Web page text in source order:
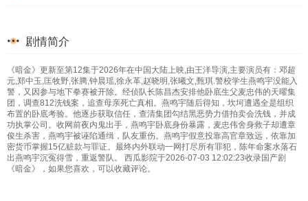
剧情简介
《暗金》更新至第12集于2026年在中国大陆上映,由王洋导演,主要演员有：邓超
元,郑中玉,匡牧野,张腾,钟晨瑶,徐永革,赵晓明,张曦文,甄琪.警校学生燕鸣宇没能入
警，又因参与地下拳赛被开除。经侦队长陈昌杰安排他卧底生父麦忠伟的天曜集
团，调查812洗钱案，追查母亲死亡真相。燕鸣宇随后得知，坎坷遭遇全是组织
布置的卧底考验。他逐步获取信任，查清集团勾结黑恶势力借拍卖会洗钱，并成
功执掌公司。收网前夜内鬼出手，燕鸣宇卧底身份暴露，麦忠伟舍身救子却遭章
俊生杀害，燕鸣宇被诬陷通缉，队友重伤。燕鸣宇假意投靠高官章致远，依靠加
密货币掌握15亿赃款与罪证。最终内外联动一网打尽所有罪犯，陈年命案水落石
出燕鸣宇沉冤得雪，重返警队。 西瓜影院于2026-07-03 12:02:23收录国产剧
《暗金》，如果您喜欢，可以收藏评论。